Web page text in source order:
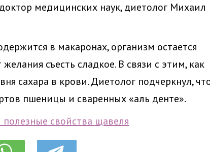
медицинских наук, диетолог Михаил
в макаронах, организм остается
съесть сладкое. В связи с этим, как
сахара в крови. Диетолог подчеркнул,
пшеницы и сваренных «аль денте».
свойства щавеля